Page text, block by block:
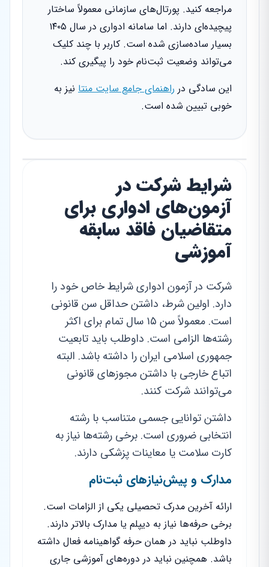
مراجعه کنید. پورتال‌های سازمانی معمولاً ساختار
پیچیده‌ای دارند. اما سامانه ادواری در سال ۱۴۰۵
بسیار ساده‌سازی شده است. کاربر با چند کلیک
می‌تواند وضعیت ثبت‌نام خود را پیگیری کند.
این سادگی در راهنمای جامع سایت منتا نیز به
خوبی تبیین شده است.
شرایط شرکت در
آزمون‌های ادواری برای
متقاضیان فاقد سابقه
آموزشی
شرکت در آزمون ادواری شرایط خاص خود را
دارد. اولین شرط، داشتن حداقل سن قانونی
است. معمولاً سن ۱۵ سال تمام برای اکثر
رشته‌ها الزامی است. داوطلب باید تابعیت
جمهوری اسلامی ایران را داشته باشد. البته
اتباع خارجی با داشتن مجوزهای قانونی
می‌توانند شرکت کنند.
داشتن توانایی جسمی متناسب با رشته
انتخابی ضروری است. برخی رشته‌ها نیاز به
کارت سلامت یا معاینات پزشکی دارند.
مدارک و پیش‌نیازهای ثبت‌نام
ارائه آخرین مدرک تحصیلی یکی از الزامات است.
برخی حرفه‌ها نیاز به دیپلم یا مدارک بالاتر دارند.
داوطلب نباید در همان حرفه گواهینامه فعال داشته
باشد. همچنین نباید در دوره‌های آموزشی جاری